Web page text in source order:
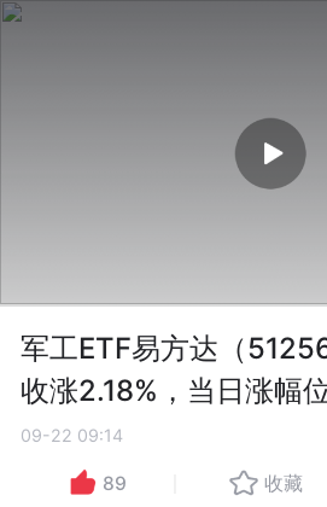
军工ETF易方达（
收涨2.18%，当日涨幅
09-22 09:14
89 收藏